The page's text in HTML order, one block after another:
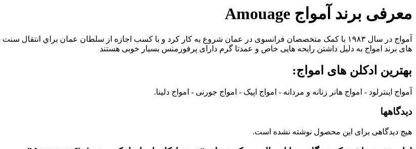
معرفی برند آمواج Amouage
آمواج در سال ۱۹۸۳ با کمک متخصصان فرانسوی در عمان شروع به کار کرد و با كسب اجازه از سلطان عمان براي
های برند امواج به دلیل داشتن رایحه هایی خاص و عمدتا گرم دارای پرفورمنس بسیار خوبی هستند
بهترین ادکلن های امواج:
آمواج اینترلود - امواج هانر زنانه و مردانه - امواج اپیک - امواج جورنی - امواج دلینا.
دیدگاهها
هیچ دیدگاهی برای این محصول نوشته نشده است.